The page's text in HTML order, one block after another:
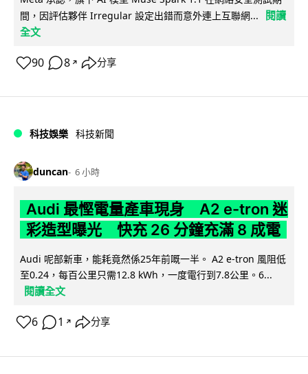
間，因評估夥伴 Irregular 設定出錯而意外連上互聯網...
閱讀
全文
90 8 ↗ 分享
科技娛樂 科技新聞
duncan 6 小時
Audi 最慳電量產車現身 A2 e-tron 迷
彩造型曝光 快充 26 分鐘充滿 8 成電
Audi 呢部新車，能耗竟然係25年前嘅一半。 A2 e-tron 風阻低
至0.24，每百公里只需12.8 kWh，一度電行到7.8公里。6...
閱讀全文
6 1 ↗ 分享